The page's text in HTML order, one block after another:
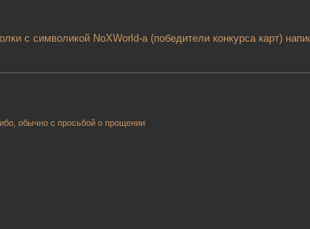
с символикой NoXWorld-а (победители конкурса карт)
обычно с просьбой о прощении